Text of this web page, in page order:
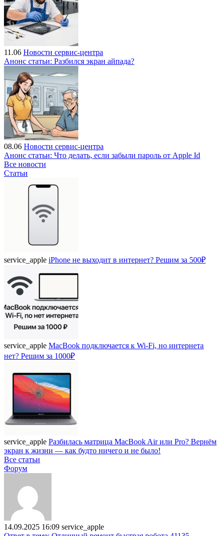
11.06 Новости сервис-центра
Анонс статьи: Разбился экран айпада?
08.06 Новости сервис-центра
Анонс статьи: Что делать, если забыли пароль от Apple Id
Все новости
Статьи
service_apple iPhone не выходит в интернет? Решим за 500₽
service_apple MacBook подключается к Wi-Fi, но интернета
нет? Решим за 1000₽
service_apple Разбилась матрица MacBook Air или Pro? Вернём
экран к жизни — как будто ничего и не было!
Все статьи
Форум
14.09.2025 16:09 service_apple